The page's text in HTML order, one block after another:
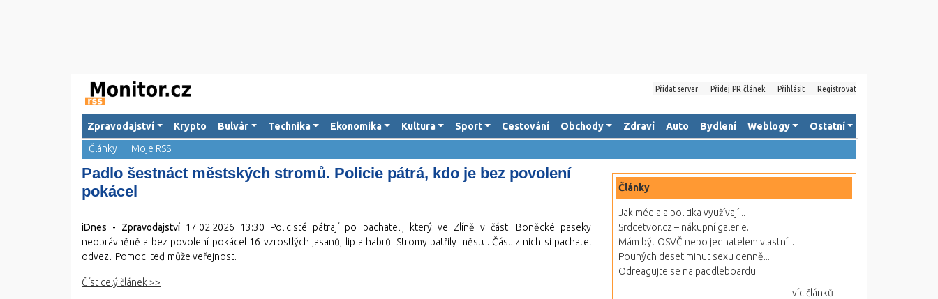
Přidat server Přidej PR článek Přihlásit Registrovat
Zpravodajství Krypto Bulvár Technika Ekonomika Kultura Sport Cestování Obchody Zdraví Auto Bydlení Weblogy
Ostatní
Články
Moje RSS
Padlo šestnáct městských stromů. Policie pátrá, kdo je bez povolení
pokácel
iDnes - Zpravodajství 17.02.2026 13:30 Policisté pátrají po pachateli, který ve Zlíně v části Boněcké paseky
neoprávněně a bez povolení pokácel 16 vzrostlých jasanů, lip a habrů. Stromy patřily městu. Část z nich si pachatel
odvezl. Pomoci teď může veřejnost.
Číst celý článek >>
Články
Jak média a politika využívají...
Srdcetvor.cz – nákupní galerie...
Mám být OSVČ nebo jednatelem vlastní...
Pouhých deset minut sexu denně...
Odreagujte se na paddleboardu
víc článků